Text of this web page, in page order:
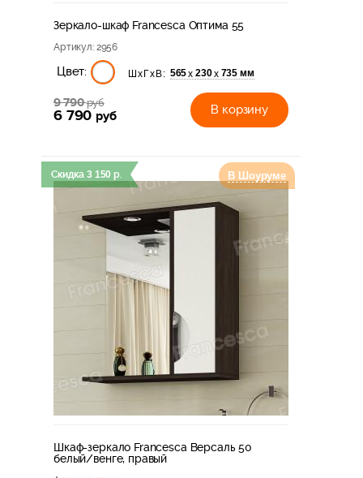
Зеркало-шкаф Francesca Оптима 55
Артикул: 2956
Цвет: ШхГхВ: 565х 230х 735 мм
9 790руб
6 790 руб В корзину
Скидка 3 150 р. В Шоуруме
Шкаф-зеркало Francesca Версаль 50
белый/венге, правый